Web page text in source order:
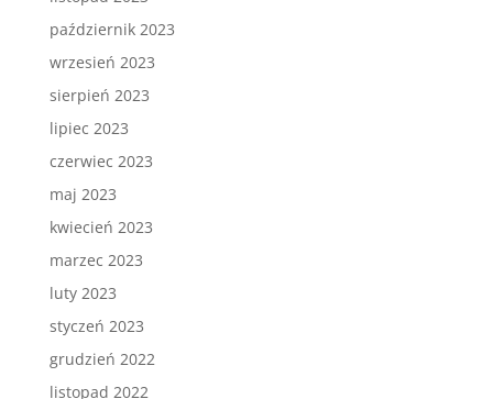
październik 2023
wrzesień 2023
sierpień 2023
lipiec 2023
czerwiec 2023
maj 2023
kwiecień 2023
marzec 2023
luty 2023
styczeń 2023
grudzień 2022
listopad 2022